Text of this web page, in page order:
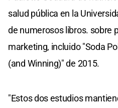
salud pública en la
de numerosos libros. sobre
marketing, incluido "Soda
(and Winning)" de 2015.
"Estos dos estudios